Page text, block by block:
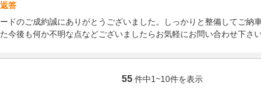
答
ドのご成約誠にありがとうございました。しっかりと整備してご
今後も何か不明な点などございましたらお気軽にお問い合わせ下さ
55 件中1~10件を表示